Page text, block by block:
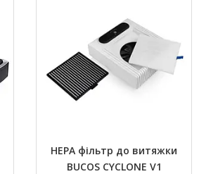
HEPA фільтр до витяжки
BUCOS CYCLONE V1